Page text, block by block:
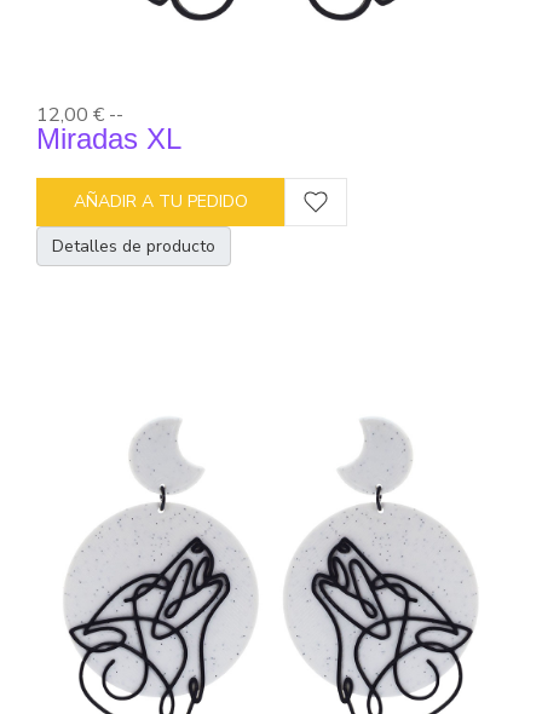
12,00 € --
Miradas XL
AÑADIR A TU PEDIDO
Detalles de producto